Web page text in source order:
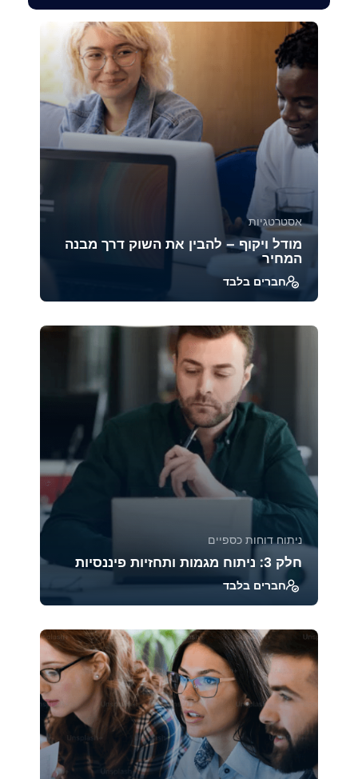
אסטרטגיות
מודל ויקוף – להבין את השוק דרך מבנה
המחיר
חברים בלבד
ביותר לניתוח מבנה השוק והתנהגות משתתפיו.
39215
ניתוח דוחות כספיים
חלק 3: ניתוח מגמות ותחזיות פיננסיות
חברים בלבד
פיננסיות, בניית תחזיות וניהול סיכונים. בעזרת
טכניקות...
2471
45970